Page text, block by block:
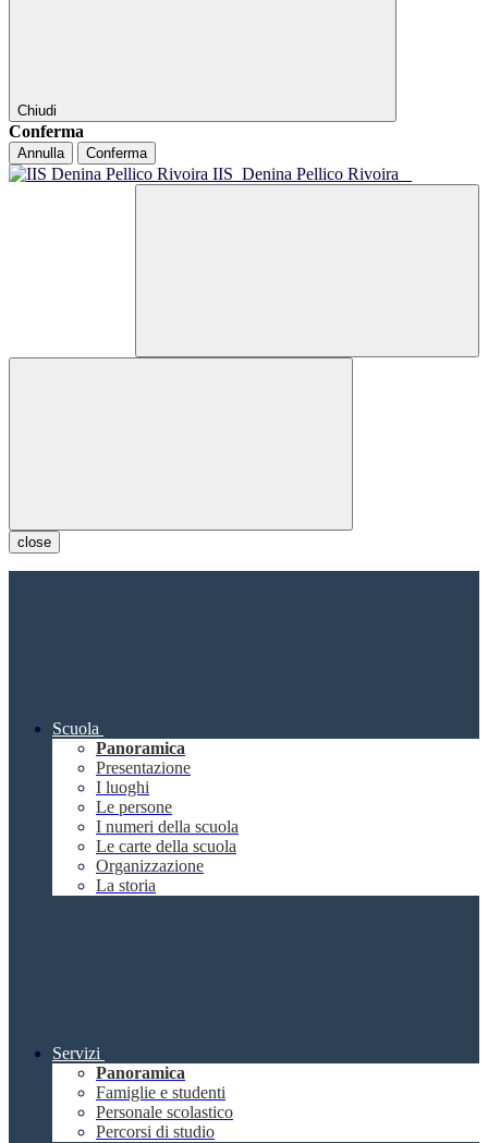
Chiudi
Conferma
Annulla Conferma
IIS Denina Pellico Rivoira
close
Scuola
Panoramica
Presentazione
I luoghi
Le persone
I numeri della scuola
Le carte della scuola
Organizzazione
La storia
Servizi
Panoramica
Famiglie e studenti
Personale scolastico
Percorsi di studio